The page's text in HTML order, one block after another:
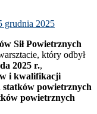
grudnia 2025
Sił Powietrznych
który odbył
2025 r.,
i kwalifikacji
statków powietrznych
powietrznych